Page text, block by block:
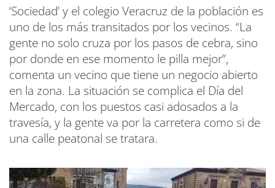
‘Sociedad’ y el colegio Veracruz de la población es
uno de los más transitados por los vecinos. “La
gente no solo cruza por los pasos de cebra, sino
por donde en ese momento le pilla mejor”,
comenta un vecino que tiene un negocio abierto
en la zona. La situación se complica el Día del
Mercado, con los puestos casi adosados a la
travesía, y la gente va por la carretera como si de
una calle peatonal se tratara.